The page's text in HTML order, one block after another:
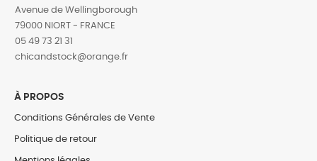
Avenue de Wellingborough
79000 NIORT - FRANCE
05 49 73 21 31
‎chicandstock@orange.fr
À PROPOS
Conditions Générales de Vente
Politique de retour